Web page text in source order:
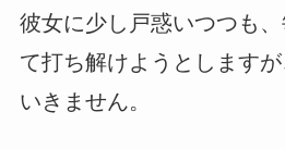
彼女に少し戸惑いつつも
て打ち解けようとします
いきません。